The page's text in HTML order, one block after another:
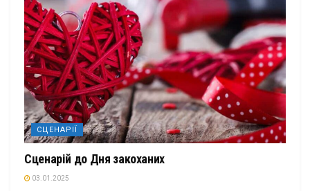
СЦЕНАРІЇ
Сценарій до Дня закоханих
03.01.2025